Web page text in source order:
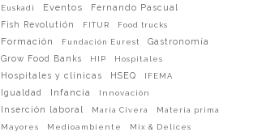
Euskadi
Eventos
Fernando Pascual
Fish Revolutión
FITUR Food trucks
Formación Fundación Eurest
Gastronomía
Grow Food Banks
HIP Hospitales
Hospitales y clínicas HSEQ IFEMA
Igualdad Infancia Innovación
Inserción laboral María Civera
Materia prima
Mayores
Medioambiente
Mix & Delices